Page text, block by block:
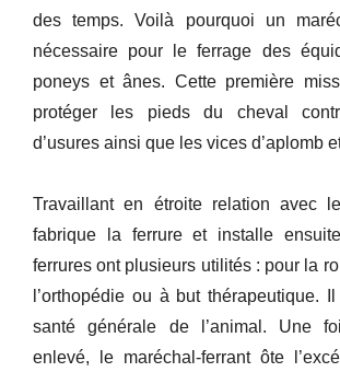
des temps. Voilà pourquoi un
nécessaire pour le ferrage des
poneys et ânes. Cette première
protéger les pieds du cheval
d’usures ainsi que les vices d’aplomb
Travaillant en étroite relation avec
fabrique la ferrure et installe
ferrures ont plusieurs utilités : pour la
l’orthopédie ou à but thérapeutique.
santé générale de l’animal. Une
enlevé, le maréchal-ferrant ôte